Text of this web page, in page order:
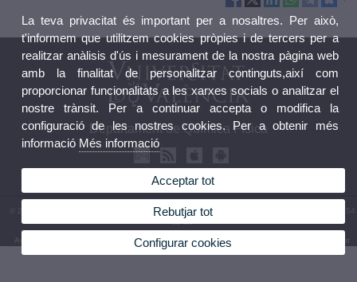
Departament de Química Física
© 2026 UV. - Av. Vicent Andrés Estellés, 19. 46100 Burjassot. Espanya. Telèfon: (+34) 96 354
Avís legal Política privacitat|Cookies|Transparència Bústia Departament
La teva privacitat és important per a nosaltres. Per això,
t'informem que utilitzem cookies pròpies i de tercers per a
realitzar anàlisis d'ús i mesurament de la nostra pàgina web
amb la finalitat de personalitzar continguts,així com
proporcionar funcionalitats a les xarxes socials o analitzar el
nostre trànsit. Per a continuar accepta o modifica la
configuració de les nostres cookies. Per a obtenir més
informació Més informació
Acceptar tot
Rebutjar tot
Configurar cookies